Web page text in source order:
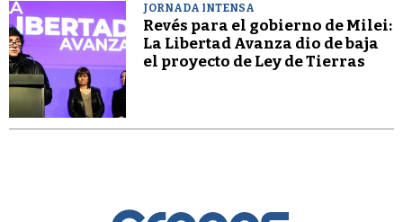
JORNADA INTENSA
Revés para el gobierno de Milei:
La Libertad Avanza dio de baja
el proyecto de Ley de Tierras